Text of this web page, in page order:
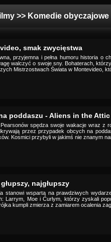
>> Komedie obyczajowe
smak zwycięstwa
przyjemna i pełna humoru historia o
walczyć o swoje sny. Bohaterach,
Mistrzostwach Świata w Montevideo,
poddaszu - Aliens in the Attic
spędza swoje wakacje wraz z
przez przypadek obcych na
Kosmici przybyli w jakimś nie znanym
głupszy, najgłupszy
stanowi wspartą na prawdziwych
Larrym, Moe i Curlym, którzy zyskali
kumpli zmierza z zamiarem ocalenia